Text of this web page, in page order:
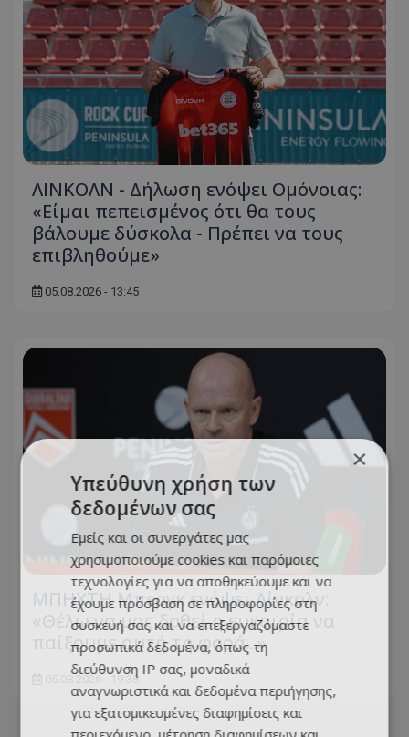
ΛΙΝΚΟΛΝ - Δήλωση ενόψει Ομόνοιας:
«Είμαι πεπεισμένος ότι θα τους
βάλουμε δύσκολα - Πρέπει να τους
επιβληθούμε»
05.08.2026 - 13:45
ΜΠΗΧΤΗ Μπεργκ ενόψει Λίνκολν:
«Θέλω να μας δοθεί η ευκαιρία να
παίξουμε αυτή τη φορά...»
05.08.2026 - 19:38
×
Υπεύθυνη χρήση των
δεδομένων σας
Εμείς και οι συνεργάτες μας
χρησιμοποιούμε cookies και παρόμοιες
τεχνολογίες για να αποθηκεύουμε και να
έχουμε πρόσβαση σε πληροφορίες στη
συσκευή σας και να επεξεργαζόμαστε
προσωπικά δεδομένα, όπως τη
διεύθυνση IP σας, μοναδικά
αναγνωριστικά και δεδομένα περιήγησης,
για εξατομικευμένες διαφημίσεις και